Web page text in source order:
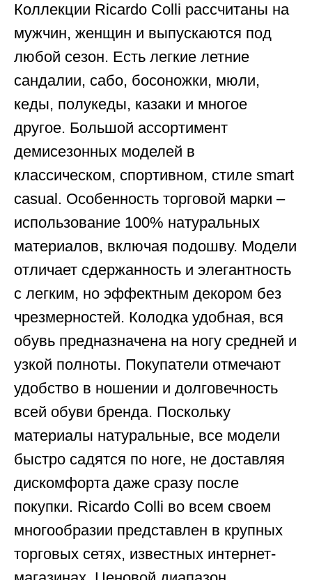
Коллекции Ricardo Colli рассчитаны на
мужчин, женщин и выпускаются под
любой сезон. Есть легкие летние
сандалии, сабо, босоножки, мюли,
кеды, полукеды, казаки и многое
другое. Большой ассортимент
демисезонных моделей в
классическом, спортивном, стиле smart
casual. Особенность торговой марки –
использование 100% натуральных
материалов, включая подошву. Модели
отличает сдержанность и элегантность
с легким, но эффектным декором без
чрезмерностей. Колодка удобная, вся
обувь предназначена на ногу средней и
узкой полноты. Покупатели отмечают
удобство в ношении и долговечность
всей обуви бренда. Поскольку
материалы натуральные, все модели
быстро садятся по ноге, не доставляя
дискомфорта даже сразу после
покупки. Ricardo Colli во всем своем
многообразии представлен в крупных
торговых сетях, известных интернет-